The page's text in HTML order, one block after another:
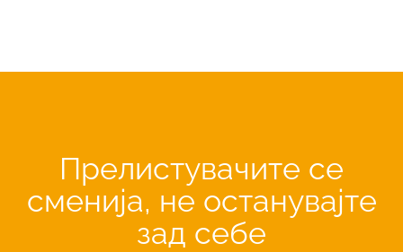
Прелистувачите се
сменија, не останувајте
зад себе